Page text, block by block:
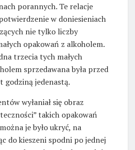
porannych. Te relacje
w doniesieniach
nie tylko liczby
opakowań z alkoholem.
trzecia tych małych
sprzedawana była przed
godziną jedenastą.
wyłaniał się obraz
takich opakowań
je było ukryć, na
do kieszeni spodni po jednej